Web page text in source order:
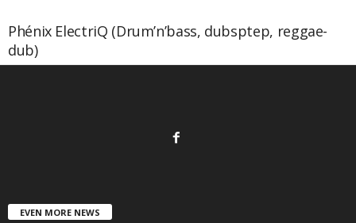
Phénix ElectriQ (Drum’n’bass, dubsptep, reggae-
dub)
EVEN MORE NEWS